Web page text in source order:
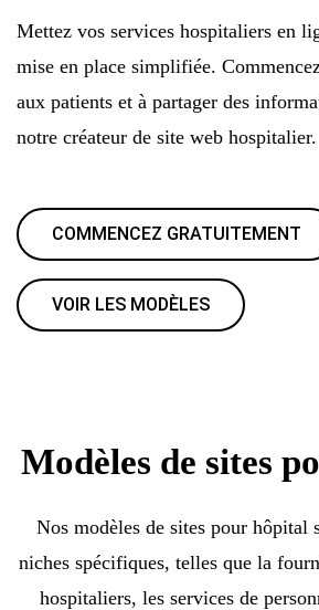
Mettez vos services hospitaliers en
mise en place simplifiée.
aux patients et à partager des
notre créateur de site web hospitalier.
COMMENCEZ GRATUITEMENT
VOIR LES MODÈLES
Modèles de sites
Nos modèles de sites pour hôpital
niches spécifiques, telles que la
hospitaliers, les services de